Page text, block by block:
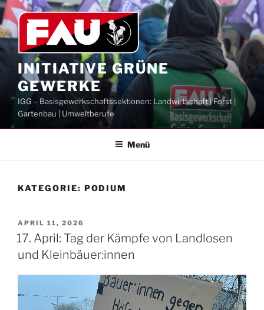
Zum
Inhalt
springen
INITIATIVE GRÜNE
GEWERKE
IGG – Basisgewerkschaftssektionen: Landwirtschaft | Forst |
Gartenbau | Umweltberufe
Menü
KATEGORIE: PODIUM
VERÖFFENTLICHT
AM
APRIL 11, 2026
17. April: Tag der Kämpfe von Landlosen
und Kleinbäuer:innen